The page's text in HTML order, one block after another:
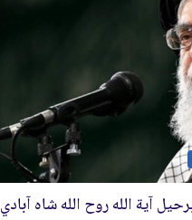
آية الله روح الله شاه آبادي